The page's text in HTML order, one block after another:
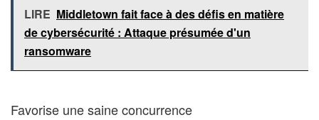
LIRE Middletown fait face à des défis en matière
de cybersécurité : Attaque présumée d'un
ransomware
Favorise une saine concurrence